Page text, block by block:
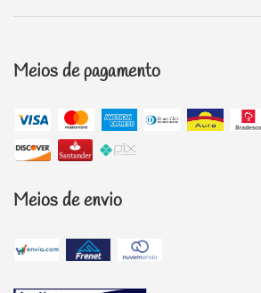
Meios de pagamento
Meios de envio